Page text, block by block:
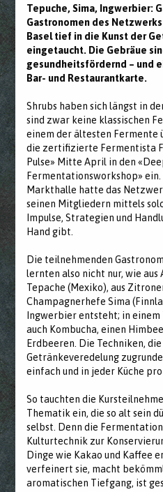
Tepuche, Sima, Ingwerbier:
Gastronomen des
Basel tief in die Kunst der
eingetaucht. Die Gebräue
gesundheitsfördernd – und
Bar- und Restaurantkarte.
Shrubs haben sich längst in
sind zwar keine klassischen
einem der ältesten Fermente
die zertifizierte Fermentista
Pulse» Mitte April in den
Fermentationsworkshop» ein.
Markthalle hatte das
seinen Mitgliedern mittels
Impulse, Strategien und
Hand gibt.
Die teilnehmenden
lernten also nicht nur, wie aus
Tepache (Mexiko), aus
Champagnerhefe Sima
Ingwerbier entsteht; in
auch Kombucha, einen
Erdbeeren. Die Techniken,
Getränkeveredelung
einfach und in jeder Küche
So tauchten die
Thematik ein, die so alt sein
selbst. Denn die
Kulturtechnik zur
Dinge wie Kakao und Kaffee
verfeinert sie, macht
aromatischen Tiefgang, ist